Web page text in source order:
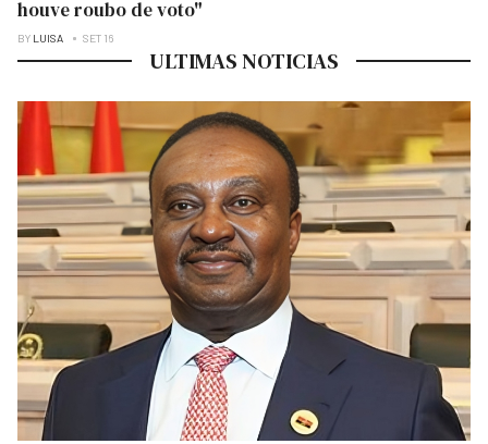
houve roubo de voto"
BY LUISA SET 16
ULTIMAS NOTICIAS